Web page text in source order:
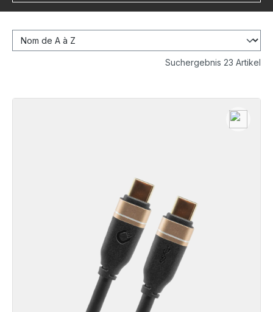
Suchergebnis 23 Artikel